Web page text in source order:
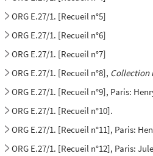
ORG E.27/1. [Recueil n°5]
ORG E.27/1. [Recueil n°6]
ORG E.27/1. [Recueil n°7]
ORG E.27/1. [Recueil n°8], Collection
ORG E.27/1. [Recueil n°10].